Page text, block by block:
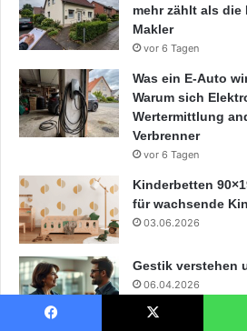
mehr zählt als
Makler
vor 6 Tagen
Was ein E-Auto
Warum sich
Wertermittlung
Verbrenner
vor 6 Tagen
Kinderbetten
für wachsende
03.06.2026
Gestik verstehen
06.04.2026